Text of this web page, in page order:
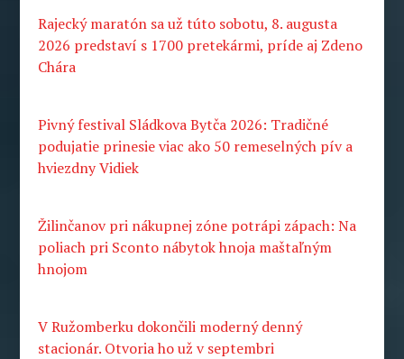
Rajecký maratón sa už túto sobotu, 8. augusta
2026 predstaví s 1700 pretekármi, príde aj Zdeno
Chára
Pivný festival Sládkova Bytča 2026: Tradičné
podujatie prinesie viac ako 50 remeselných pív a
hviezdny Vidiek
Žilinčanov pri nákupnej zóne potrápi zápach: Na
poliach pri Sconto nábytok hnoja maštaľným
hnojom
V Ružomberku dokončili moderný denný
stacionár. Otvoria ho už v septembri